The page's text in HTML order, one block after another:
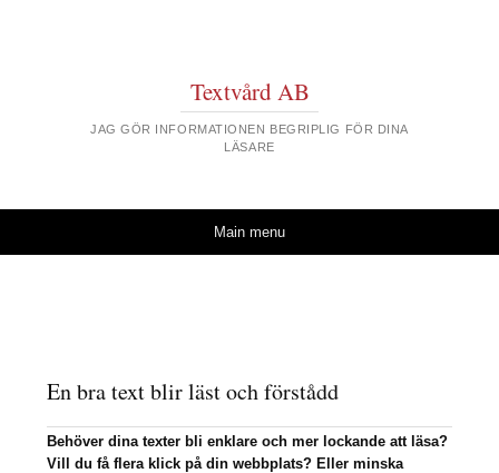
Textvård AB
JAG GÖR INFORMATIONEN BEGRIPLIG FÖR DINA
LÄSARE
Main menu
En bra text blir läst och förstådd
Behöver dina texter bli enklare och mer lockande att läsa?
Vill du få flera klick på din webbplats? Eller minska